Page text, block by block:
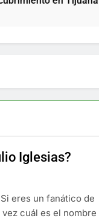
Iglesias?
eres un fanático de
cuál es el nombre